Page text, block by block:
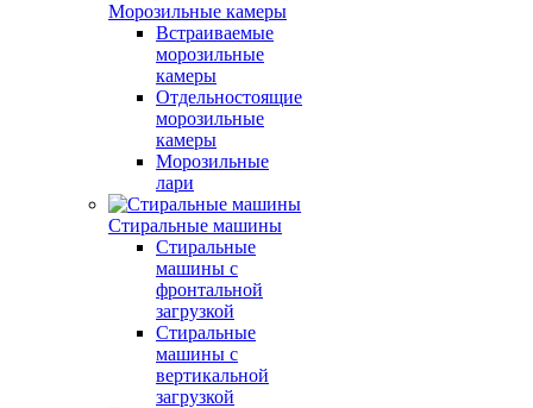
Морозильные камеры
Встраиваемые
морозильные
камеры
Отдельностоящие
морозильные
камеры
Морозильные
лари
Стиральные машины
Стиральные
машины с
фронтальной
загрузкой
Стиральные
машины с
вертикальной
загрузкой